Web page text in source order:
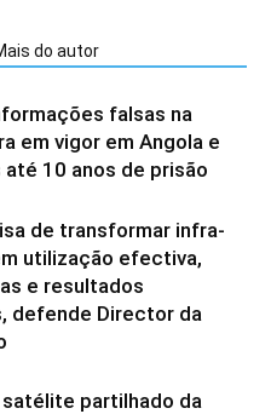
do autor
falsas na
em vigor em Angola e
até 10 anos de prisão
de transformar infra-
utilização efectiva,
e resultados
defende Director da
partilhado da